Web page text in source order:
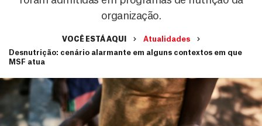
organização.
VOCÊ ESTÁ AQUI
Atualidades
Desnutrição: cenário alarmante em alguns contextos em que
MSF atua